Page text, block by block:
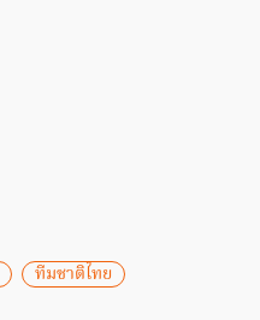
ทีมชาติไทย